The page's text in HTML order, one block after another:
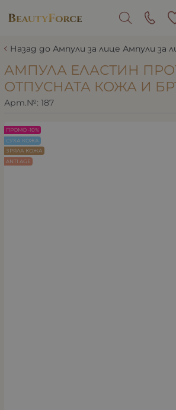
Назад до Ампули за лице Ампули за
АМПУЛА ЕЛАСТИН
ОТПУСНАТА КОЖА И
Арт.№: 187
ПРОМО -10%
СУХА КОЖА
ЗРЯЛА КОЖА
ANTI AGE